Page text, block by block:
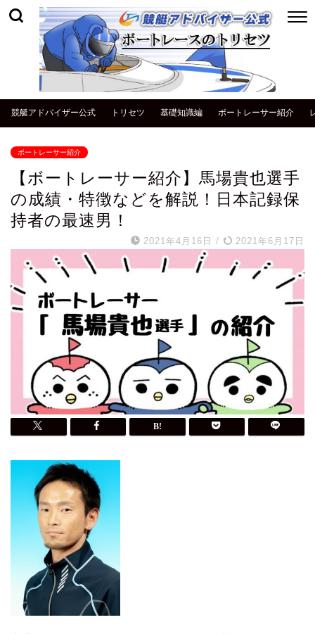
競艇アドバイザー公式 トリセツ 基礎知識編 ボートレーサー紹介
ボートレーサー紹介
【ボートレーサー紹介】馬場貴也選手
の成績・特徴などを解説！日本記録保
持者の最速男！
2021年4月16日 / 2021年6月17日